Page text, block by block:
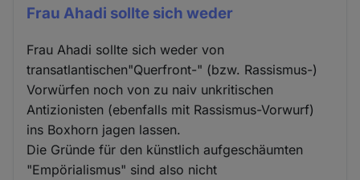
Frau Ahadi sollte sich weder
Frau Ahadi sollte sich weder von
transatlantischen"Querfront-" (bzw. Rassismus-)
Vorwürfen noch von zu naiv unkritischen
Antizionisten (ebenfalls mit Rassismus-Vorwurf)
ins Boxhorn jagen lassen.
Die Gründe für den künstlich aufgeschäumten
"Empörialismus" sind also nicht